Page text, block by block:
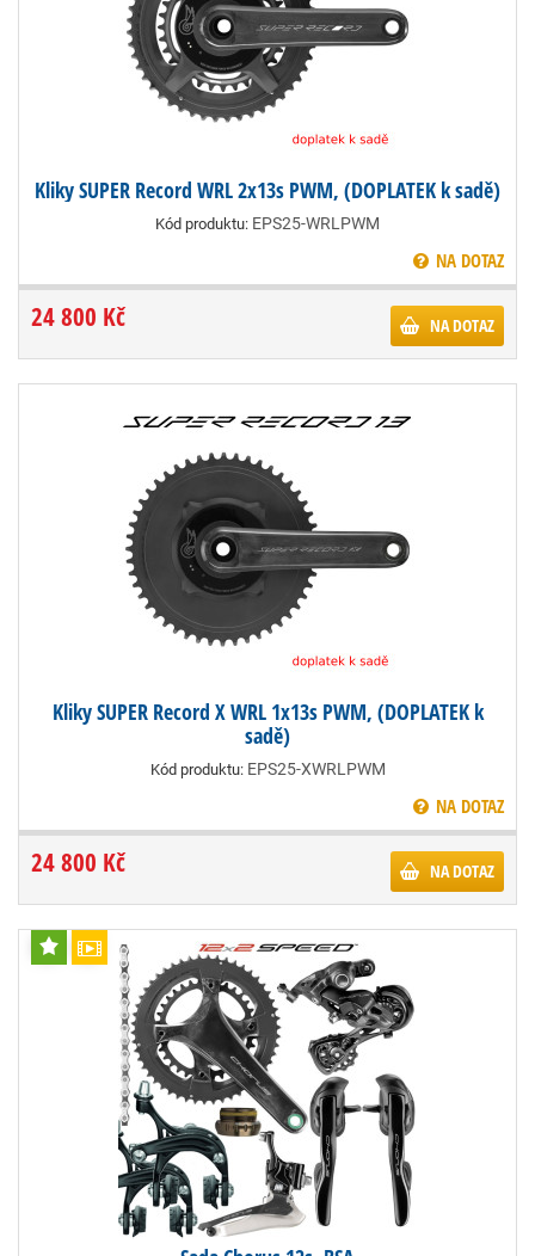
Kliky SUPER Record WRL 2x13s PWM, (DOPLATEK k sadě)
Kód produktu: EPS25-WRLPWM
NA DOTAZ
24 800 Kč NA DOTAZ
Kliky SUPER Record X WRL 1x13s PWM, (DOPLATEK k
sadě)
Kód produktu: EPS25-XWRLPWM
NA DOTAZ
24 800 Kč NA DOTAZ